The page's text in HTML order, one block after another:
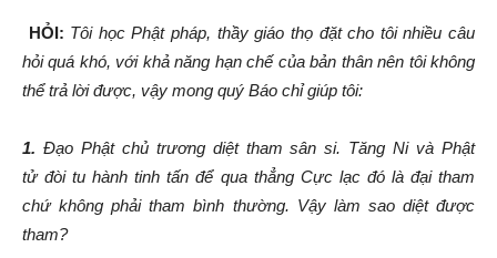
HỎI: Tôi học Phật pháp, thầy giáo thọ đặt cho tôi nhiều câu
hỏi quá khó, với khả năng hạn chế của bản thân nên tôi không
thể trả lờiđược, vậy mong quý Báo chỉ giúp tôi:
1. Đạo Phật chủ trương diệt tham sân si. Tăng Ni và Phật
tử đòi tu hành tinh tấn để qua thẳng Cực lạc đó là đại tham
chứ khôngphải tham bình thường. Vậy làm sao diệt được
tham?